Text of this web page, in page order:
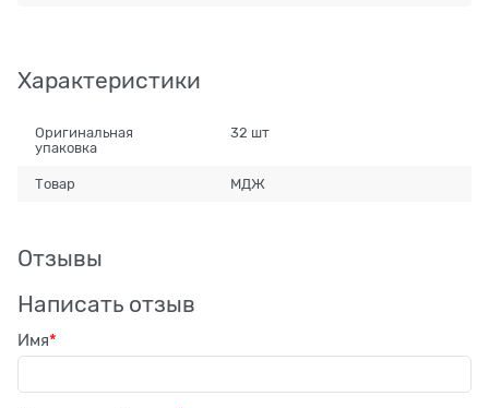
Характеристики
Оригинальная
упаковка
32 шт
Товар МДЖ
Отзывы
Написать отзыв
Имя